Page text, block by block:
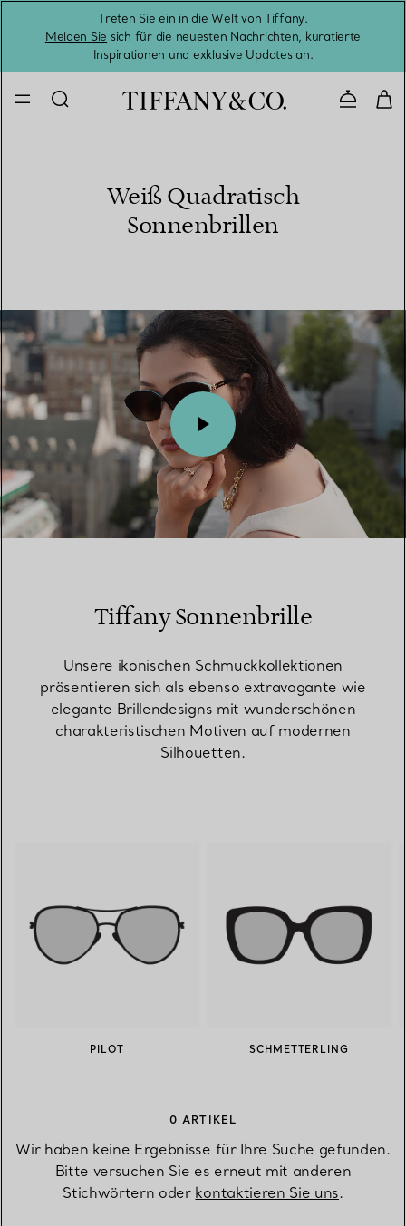
Treten Sie ein in die Welt von Tiffany.
Melden Sie sich für die neuesten Nachrichten, kuratierte
Inspirationen und exklusive Updates an.
Weiß Quadratisch
Sonnenbrillen
00:10 / 00:15
Tiffany Sonnenbrille
Unsere ikonischen Schmuckkollektionen
präsentieren sich als ebenso extravagante wie
elegante Brillendesigns mit wunderschönen
charakteristischen Motiven auf modernen
Silhouetten.
PILOT SCHMETTERLING
0 ARTIKEL
Wir haben keine Ergebnisse für Ihre Suche gefunden.
Bitte versuchen Sie es erneut mit anderen
Stichwörtern oder kontaktieren Sie uns.